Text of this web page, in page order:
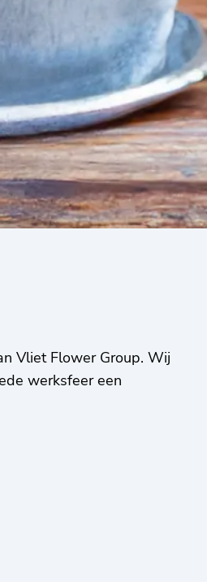
Vliet Flower Group. Wij
werksfeer een